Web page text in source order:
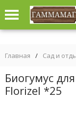
Главная / Сад и
Биогумус
Florizel *25